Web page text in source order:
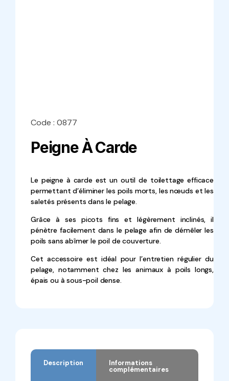
Code : 0877
Peigne À Carde
Le peigne à carde est un outil de toilettage efficace
permettant d’éliminer les poils morts, les nœuds et les
saletés présents dans le pelage.
Grâce à ses picots fins et légèrement inclinés, il
pénètre facilement dans le pelage afin de démêler les
poils sans abîmer le poil de couverture.
Cet accessoire est idéal pour l’entretien régulier du
pelage, notamment chez les animaux à poils longs,
épais ou à sous-poil dense.
Description Informations
complémentaires